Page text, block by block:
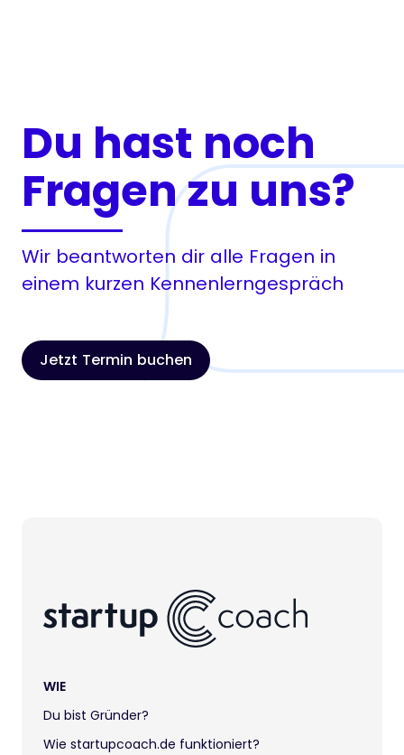
Du hast noch
Fragen zu uns?
Wir beantworten dir alle Fragen in
einem kurzen Kennenlerngespräch
Jetzt Termin buchen
WIE
Du bist Gründer?
Wie startupcoach.de funktioniert?